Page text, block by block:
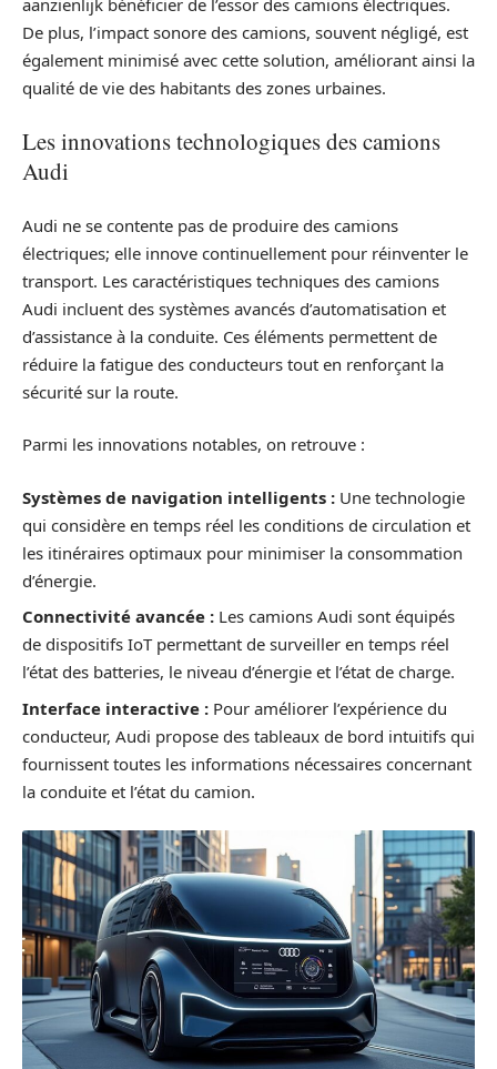
De plus, l’impact sonore des camions, souvent négligé, est
également minimisé avec cette solution, améliorant ainsi la
qualité de vie des habitants des zones urbaines.
Les innovations technologiques des camions
Audi
Audi ne se contente pas de produire des camions
électriques; elle innove continuellement pour réinventer le
transport. Les caractéristiques techniques des camions
Audi incluent des systèmes avancés d’automatisation et
d’assistance à la conduite. Ces éléments permettent de
réduire la fatigue des conducteurs tout en renforçant la
sécurité sur la route.
Parmi les innovations notables, on retrouve :
Systèmes de navigation intelligents : Une technologie
qui considère en temps réel les conditions de circulation et
les itinéraires optimaux pour minimiser la consommation
d’énergie.
Connectivité avancée : Les camions Audi sont équipés
de dispositifs IoT permettant de surveiller en temps réel
l’état des batteries, le niveau d’énergie et l’état de charge.
Interface interactive : Pour améliorer l’expérience du
conducteur, Audi propose des tableaux de bord intuitifs qui
fournissent toutes les informations nécessaires concernant
la conduite et l’état du camion.